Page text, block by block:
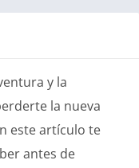
y la
la nueva
este artículo te
antes de